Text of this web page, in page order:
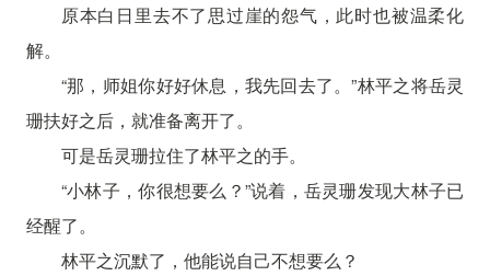
原本白日里去不了思过崖的怨气，此时也被温柔化
解。
“那，师姐你好好休息，我先回去了。”林平之将岳灵
珊扶好之后，就准备离开了。
可是岳灵珊拉住了林平之的手。
“小林子，你很想要么？”说着，岳灵珊发现大林子已
经醒了。
林平之沉默了，他能说自己不想要么？